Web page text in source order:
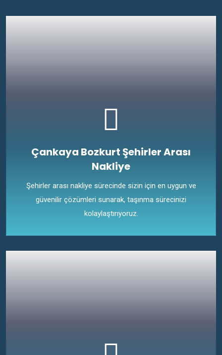
Çankaya Bozkurt Şehirler Arası
Nakliye
Şehirler arası nakliye sürecinde sizin için en uygun ve
güvenilir çözümleri sunarak, taşınma sürecinizi
kolaylaştırıyoruz.